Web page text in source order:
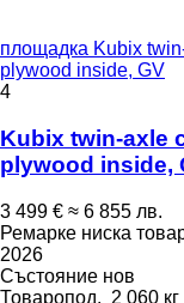
площадка Kubix
plywood inside, GV
4
Kubix twin-axle
plywood inside,
3 499 € ≈ 6 855 лв.
Ремарке ниска
2026
Състояние нов
Товаропод. 2 060 кг